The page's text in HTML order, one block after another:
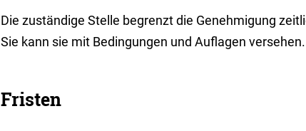
Die zuständige Stelle begrenzt die Genehmigung
Sie kann sie mit Bedingungen und Auflagen versehen.
Fristen